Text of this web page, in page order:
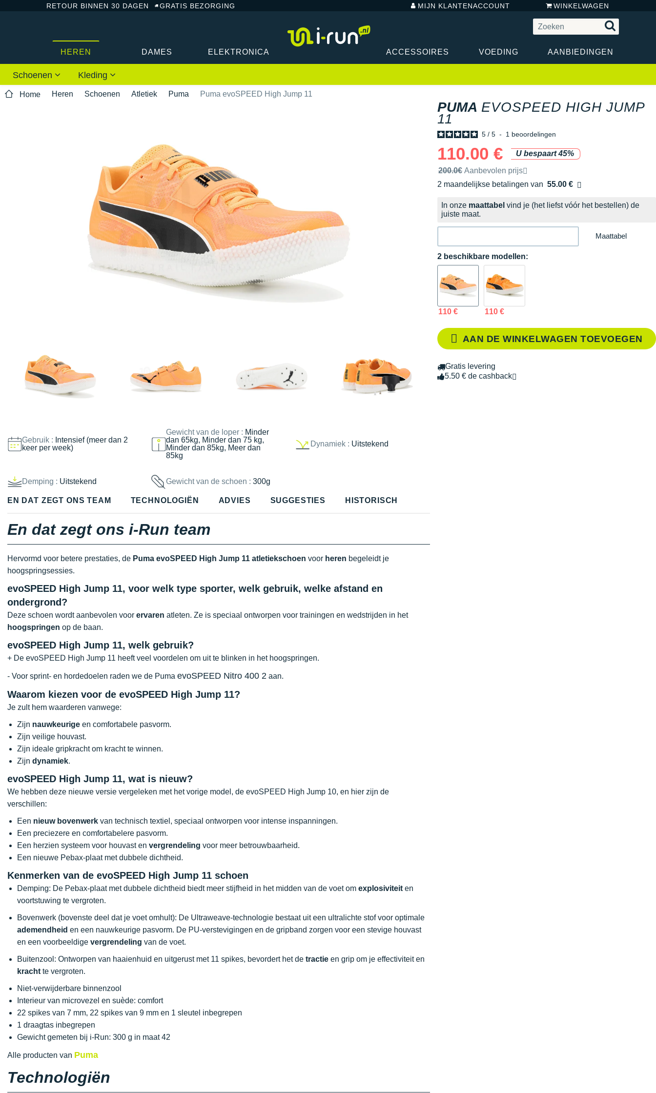
RETOUR BINNEN 30 DAGEN GRATIS BEZORGING MIJN KLANTENACCOUNT WINKELWAGEN
HEREN DAMES ELEKTRONICA ACCESSOIRES VOEDING AANBIEDINGEN
Schoenen Kleding
Home Heren Schoenen Atletiek Puma Puma evoSPEED High Jump 11
Gebruik : Intensief (meer dan 2
keer per week)
Gewicht van de loper : Minder
dan 65kg, Minder dan 75 kg,
Minder dan 85kg, Meer dan
85kg
Dynamiek : Uitstekend
Demping : Uitstekend Gewicht van de schoen :300g
PUMA EVOSPEED HIGH JUMP
11
5 / 5 - 1 beoordelingen
110.00 €
U bespaart 45%
Door het merk aanbevolen verkoopprijs
200.0€ Aanbevolen prijs
2 maandelijkse betalingen van 55.00 €
zonder kosten
In onze maattabel vind je (het liefst vóór het bestellen) de
juiste maat.
Maattabel
2 beschikbare modellen:
110 € 110 €
AAN DE WINKELWAGEN TOEVOEGEN
Gratis levering
5.50 € de cashback
EN DAT ZEGT ONS TEAM TECHNOLOGIËN ADVIES SUGGESTIES HISTORISCH
En dat zegt ons i-Run team
Hervormd voor betere prestaties, de Puma evoSPEED High Jump 11 atletiekschoen voor heren begeleidt je
hoogspringsessies.
evoSPEED High Jump 11, voor welk type sporter, welk gebruik, welke afstand en
ondergrond?
Deze schoen wordt aanbevolen voor ervaren atleten. Ze is speciaal ontworpen voor trainingen en wedstrijden in het
hoogspringen op de baan.
evoSPEED High Jump 11, welk gebruik?
+ De evoSPEED High Jump 11 heeft veel voordelen om uit te blinken in het hoogspringen.
- Voor sprint- en hordedoelen raden we de Puma evoSPEED Nitro 400 2 aan.
Waarom kiezen voor de evoSPEED High Jump 11?
Je zult hem waarderen vanwege:
Zijn nauwkeurige en comfortabele pasvorm.
Zijn veilige houvast.
Zijn ideale gripkracht om kracht te winnen.
Zijn dynamiek.
evoSPEED High Jump 11, wat is nieuw?
We hebben deze nieuwe versie vergeleken met het vorige model, de evoSPEED High Jump 10, en hier zijn de
verschillen:
Een nieuw bovenwerk van technisch textiel, speciaal ontworpen voor intense inspanningen.
Een preciezere en comfortabelere pasvorm.
Een herzien systeem voor houvast en vergrendeling voor meer betrouwbaarheid.
Een nieuwe Pebax-plaat met dubbele dichtheid.
Kenmerken van de evoSPEED High Jump 11 schoen
Demping: De Pebax-plaat met dubbele dichtheid biedt meer stijfheid in het midden van de voet om explosiviteit en
voortstuwing te vergroten.
Bovenwerk (bovenste deel dat je voet omhult): De Ultraweave-technologie bestaat uit een ultralichte stof voor optimale
ademendheid en een nauwkeurige pasvorm. De PU-verstevigingen en de gripband zorgen voor een stevige houvast
en een voorbeeldige vergrendeling van de voet.
Buitenzool: Ontworpen van haaienhuid en uitgerust met 11 spikes, bevordert het de tractie en grip om je effectiviteit en
kracht te vergroten.
Niet-verwijderbare binnenzool
Interieur van microvezel en suède: comfort
22 spikes van 7 mm, 22 spikes van 9 mm en 1 sleutel inbegrepen
1 draagtas inbegrepen
Gewicht gemeten bij i-Run: 300 g in maat 42
Alle producten van Puma
Technologiën